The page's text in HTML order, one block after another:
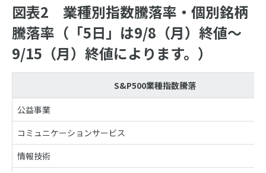
図表2 業種別指数騰落率・個別銘柄
騰落率（「5日」は9/8（月）終値～
9/15（月）終値によります。）
S&P500業種指数騰落
公益事業
コミュニケーションサービス
情報技術